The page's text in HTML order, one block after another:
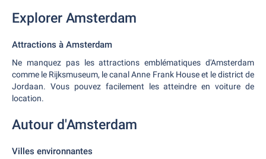
Explorer Amsterdam
Attractions à Amsterdam
Ne manquez pas les attractions emblématiques d'Amsterdam
comme le Rijksmuseum, le canal Anne Frank House et le district de
Jordaan. Vous pouvez facilement les atteindre en voiture de
location.
Autour d'Amsterdam
Villes environnantes